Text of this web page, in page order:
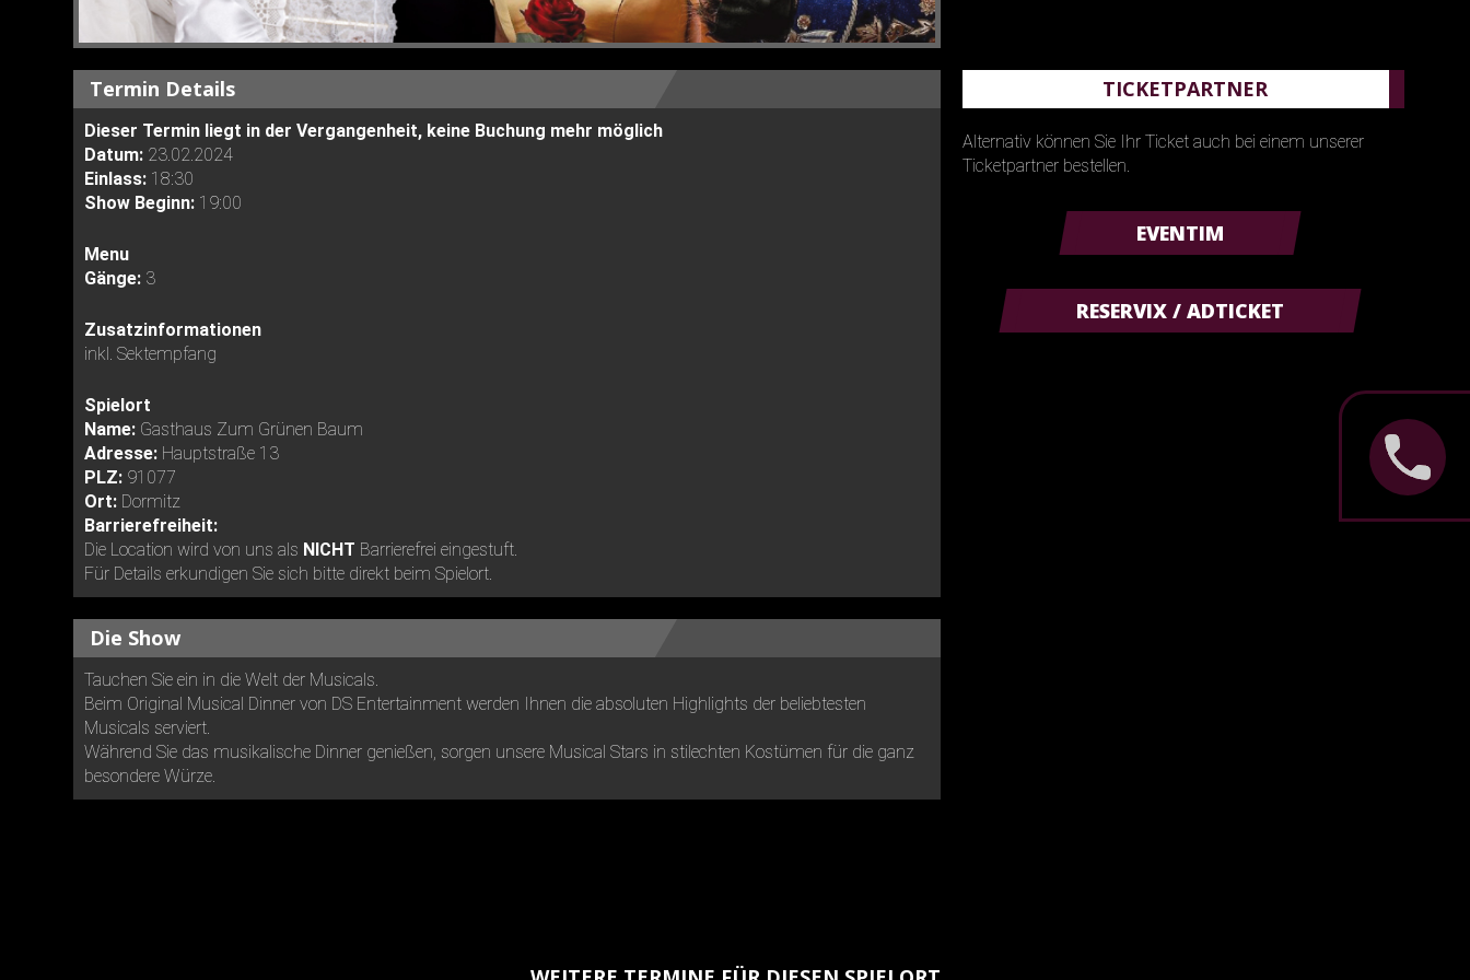
Termin Details
Dieser Termin liegt in der Vergangenheit, keine Buchung mehr möglich
Datum: 23.02.2024
Einlass: 18:30
Show Beginn: 19:00
Menu
Gänge: 3
Zusatzinformationen
inkl. Sektempfang
Spielort
Name: Gasthaus Zum Grünen Baum
Adresse: Hauptstraße 13
PLZ: 91077
Ort: Dormitz
Barrierefreiheit:
Die Location wird von uns als NICHT Barrierefrei eingestuft.
Für Details erkundigen Sie sich bitte direkt beim Spielort.
Die Show
Tauchen Sie ein in die Welt der Musicals.
Beim Original Musical Dinner von DS Entertainment werden Ihnen die absoluten Highlights der beliebtesten
Musicals serviert.
Während Sie das musikalische Dinner genießen, sorgen unsere Musical Stars in stilechten Kostümen für die ganz
besondere Würze.
TICKETPARTNER
Alternativ können Sie Ihr Ticket auch bei einem unserer
Ticketpartner bestellen.
EVENTIM
RESERVIX / ADTICKET